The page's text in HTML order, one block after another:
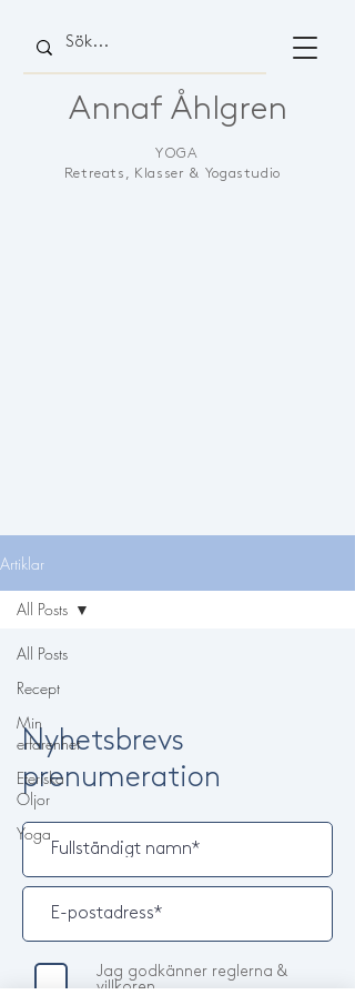
Annaf Åhlgren
YOGA
Retreats, Klasser & Yogastudio
Artiklar
All Posts
Recept
Min
erfarenhet
Eteriska
Oljor
Yoga
All Posts
Nyhetsbrevs
prenumeration
Jag godkänner reglerna &
villkoren